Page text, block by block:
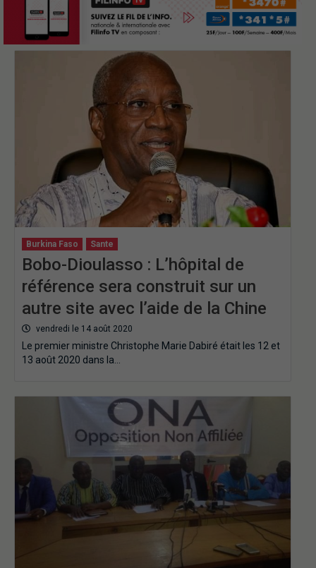
Burkina Faso Sante
Bobo-Dioulasso : L’hôpital de
référence sera construit sur un
autre site avec l’aide de la Chine
vendredi le 14 août 2020
Le premier ministre Christophe Marie Dabiré était les 12 et
13 août 2020 dans la…